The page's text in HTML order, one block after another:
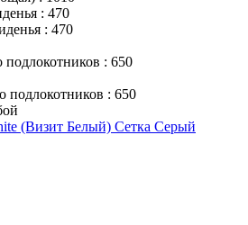
: 470
: 470
: 650
подлокотников : 650
(Визит Белый) Сетка Серый